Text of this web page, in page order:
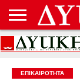
ΑΡΧΙΚΉ
ΕΠΙΚΟΙΝΩΝΊΑ
ΌΡΟΙ
ΠΡΟΣΤΑΣΊΑ
ΔΕΔΟΜΈΝΩΝ
ΕΠΙΚΑΙΡΟΤΗΤΑ